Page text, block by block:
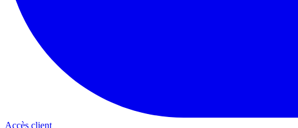
Accès client